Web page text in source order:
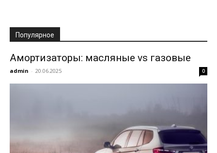
Популярное
Амортизаторы: масляные vs газовые
admin - 20.06.2025 0